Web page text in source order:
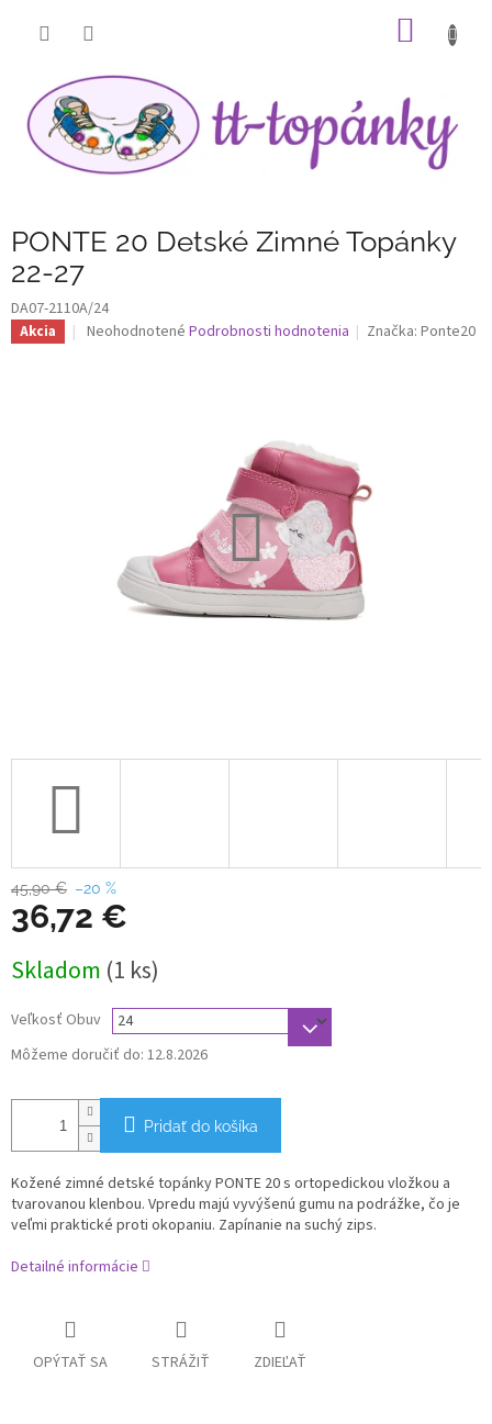
PONTE 20 Detské Zimné Topánky
22-27
DA07-2110A/24
Akcia
Priemerné
Neohodnotené Podrobnosti hodnotenia Značka:Ponte20
45,90 € –20 %
36,72 €
cena:
Skladom (1 ks)
Veľkosť Obuv
Môžeme doručiť do: 12.8.2026
Pridať do košíka
Kožené zimné detské topánkyPONTE 20 s ortopedickou vložkou a
tvarovanou klenbou. Vpredu majú vyvýšenú gumu na podrážke, čo je
veľmi praktické proti okopaniu. Zapínanie na suchý zips.
Detailné informácie
OPÝTAŤ SA STRÁŽIŤ ZDIEĽAŤ